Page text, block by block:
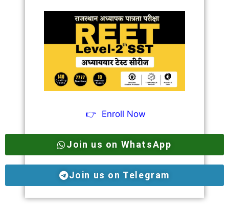
👉 Enroll Now
Join us on WhatsApp
Join us on Telegram